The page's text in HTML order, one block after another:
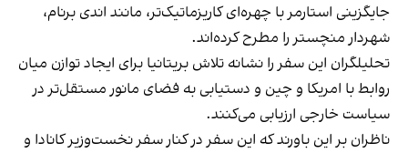
جایگزینی استارمر با چهره‌ای کاریزماتیک‌تر، مانند اندی برنام،
شهردار منچستر را مطرح کرده‌اند.
تحلیلگران این سفر را نشانه تلاش بریتانیا برای ایجاد توازن میان
روابط با امریکا و چین و دستیابی به فضای مانور مستقل‌تر در
سیاست خارجی ارزیابی می‌کنند.
ناظران بر این باورند که این سفر در کنار سفر نخست‌وزیر کانادا و